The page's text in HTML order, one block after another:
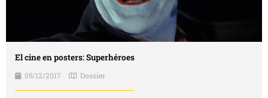
El cine en posters: Superhéroes
05/12/2017 Dossier